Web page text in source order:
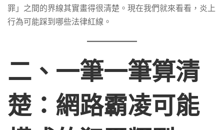
罪」之間的界線其實畫得很清楚。現在我們就來看看，炎上
行為可能踩到哪些法律紅線。
二、一筆一筆算清
楚：網路霸凌可能